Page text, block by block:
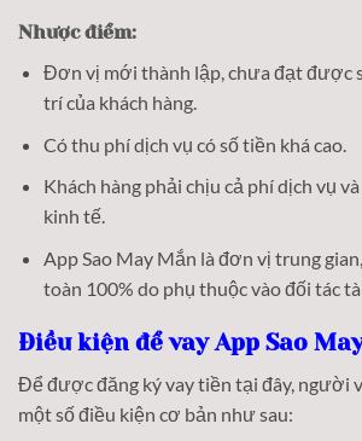
Nhược điểm:
Đơn vị mới thành lập, chưa đạt được
trí của khách hàng.
Có thu phí dịch vụ có số tiền khá cao.
Khách hàng phải chịu cả phí dịch vụ
kinh tế.
App Sao May Mắn là đơn vị trung
toàn 100% do phụ thuộc vào đối tác
Điều kiện để vay App Sao
Để được đăng ký vay tiền tại đây, người
một số điều kiện cơ bản như sau: